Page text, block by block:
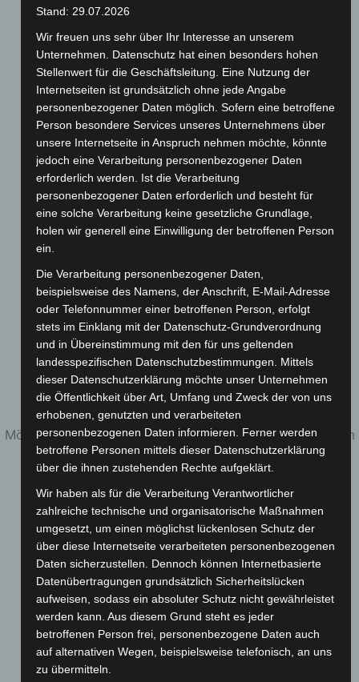
Kontaktformular zur Beantwortung meiner
Anfrage erhoben und verarbeitet werden. Die
Daten werden gespeichert und auf Wunsch
gelöscht. Hinweis: Sie können Ihre Einwilligung
jederzeit für die Zukunft per E-Mail widerrufen.
Detaillierte Informationen zum Umgang mit
Nutzerdaten finden Sie in unserer
Datenschutzerklärung.
Sollte eine Fehlermeldung nach dem Absenden
erscheinen, dann senden Sie uns einfach eine Mail.
MITGLIED WERDEN
Möchtest Du Mitglied werden? Folgen sie diesen Link zum
Hauptverein:
Beitritt TSG Ailingen
Möchten Sie aus dem Verein austreten? Das ist leider sehr schade
Für dieses Anliegen wenden Sie sich bitte direkt an den Hauptverein.
Lassen Sie uns gerne Wissen, was wir besser machen können –
Feedback jeder Art ist hilfreich für uns.
ABTEILUNGSLEITUNG
Stand: 29.07.2026
Wir freuen uns sehr über Ihr Interesse an unserem
Unternehmen. Datenschutz hat einen besonders hohen
Stellenwert für die Geschäftsleitung. Eine Nutzung der
Internetseiten ist grundsätzlich ohne jede Angabe
personenbezogener Daten möglich. Sofern eine betroffene
Person besondere Services unseres Unternehmens über
unsere Internetseite in Anspruch nehmen möchte, könnte
jedoch eine Verarbeitung personenbezogener Daten
erforderlich werden. Ist die Verarbeitung
personenbezogener Daten erforderlich und besteht für
eine solche Verarbeitung keine gesetzliche Grundlage,
holen wir generell eine Einwilligung der betroffenen Person
ein.
Die Verarbeitung personenbezogener Daten,
beispielsweise des Namens, der Anschrift, E-Mail-Adresse
oder Telefonnummer einer betroffenen Person, erfolgt
stets im Einklang mit der Datenschutz-Grundverordnung
und in Übereinstimmung mit den für uns geltenden
landesspezifischen Datenschutzbestimmungen. Mittels
dieser Datenschutzerklärung möchte unser Unternehmen
die Öffentlichkeit über Art, Umfang und Zweck der von uns
erhobenen, genutzten und verarbeiteten
personenbezogenen Daten informieren. Ferner werden
betroffene Personen mittels dieser Datenschutzerklärung
über die ihnen zustehenden Rechte aufgeklärt.
Wir haben als für die Verarbeitung Verantwortlicher
zahlreiche technische und organisatorische Maßnahmen
umgesetzt, um einen möglichst lückenlosen Schutz der
über diese Internetseite verarbeiteten personenbezogenen
Daten sicherzustellen. Dennoch können Internetbasierte
Datenübertragungen grundsätzlich Sicherheitslücken
aufweisen, sodass ein absoluter Schutz nicht gewährleistet
werden kann. Aus diesem Grund steht es jeder
betroffenen Person frei, personenbezogene Daten auch
auf alternativen Wegen, beispielsweise telefonisch, an uns
zu übermitteln.